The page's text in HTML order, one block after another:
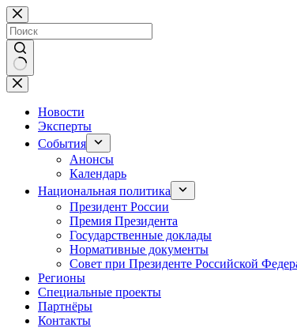
Перейти
к
сути
Ничего
не
найденоНовости
Эксперты
События
Анонсы
Календарь
Национальная политика
Президент России
Премия Президента
Государственные доклады
Нормативные документы
Совет при Президенте Российской
Регионы
Специальные проекты
Партнёры
Контакты